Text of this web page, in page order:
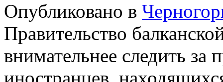
Опубликовано в
Правительство
внимательнее следить за